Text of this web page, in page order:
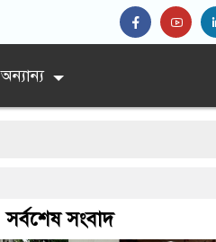
অন্যান্য
সর্বশেষ সংবাদ